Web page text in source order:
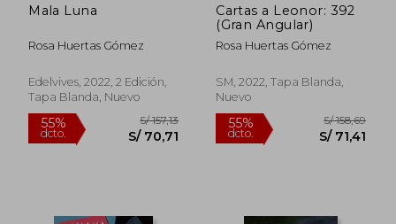
55% 55%
dcto.
Mala Luna
Rosa Huertas Gómez
Edelvives, 2022, 2 Edición,
Tapa Blanda, Nuevo
Cartas a Leonor: 392
(Gran Angular)
Rosa Huertas Gómez
SM, 2022, Tapa Blanda,
Nuevo